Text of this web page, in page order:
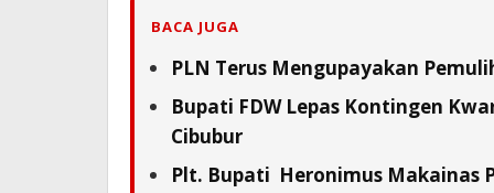
BACA JUGA
PLN Terus Mengupayakan
Bupati FDW Lepas Kontingen
Cibubur
Plt. Bupati Heronimus Makainas